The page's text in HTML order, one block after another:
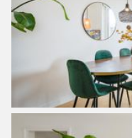
politiebureau voor
uitstekende
fysiotherapie.
Bereikbaarheid:
Met de fiets ben je
via de Amsterdamse
autominuten te